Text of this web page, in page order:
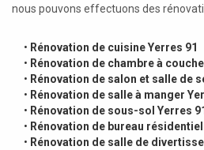
nous pouvons effectuons des
• Rénovation de cuisine Yerres 91
• Rénovation de chambre à
• Rénovation de salon et salle de
• Rénovation de salle à manger
• Rénovation de sous-sol Yerres 91
• Rénovation de bureau résidentiel
• Rénovation de salle de